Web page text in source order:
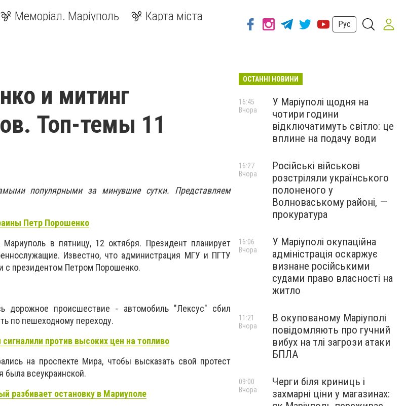
Меморіал. Маріуполь Карта міста
Рус
и митинг
Топ-темы 11
популярными за минувшие сутки. Представляем
Петр Порошенко
Мариуполь в пятницу, 12 октября. Президент планирует
Известно, что администрация МГУ и ПГТУ
с президентом Петром Порошенко.
дорожное происшествие - автомобиль "Лексус" сбил
по пешеходному переходу.
против высоких цен на топливо
на проспекте Мира, чтобы высказать свой протест
была всеукраинской.
разбивает остановку в Мариуполе
ОСТАННІ НОВИНИ
У Маріуполі щодня на
чотири години
відключатимуть світло: це
вплине на подачу води
16:45
Вчора
Російські військові
розстріляли українського
полоненого у
Волноваському районі, —
прокуратура
16:27
Вчора
У Маріуполі окупаційна
адміністрація оскаржує
визнане російськими
судами право власності на
житло
16:06
Вчора
В окупованому Маріуполі
повідомляють про гучний
вибух на тлі загрози атаки
БПЛА
11:21
Вчора
Черги біля криниць і
захмарні ціни у магазинах:
09:00
Вчора